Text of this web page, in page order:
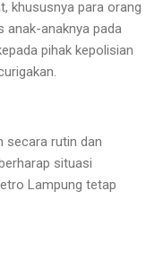
khususnya para orang
anak-anaknya pada
pihak kepolisian
secara rutin dan
situasi
Lampung tetap